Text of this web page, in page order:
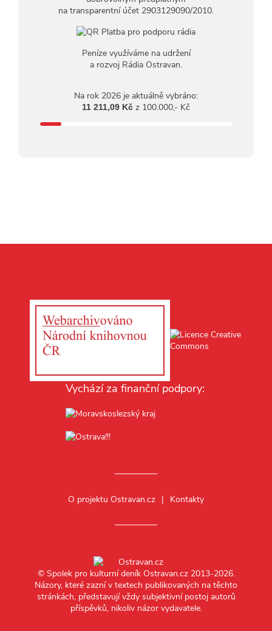
na transparentní účet 2903129090/2010.
Peníze využíváme na udržení
a rozvoj Rádia Ostravan.
Na rok 2026 je aktuálně vybráno:
11 211,09 Kč z 100.000,- Kč
Vychází za finanční podpory:
O projektu Ostravan.cz Kontakty
© Spolek pro kulturní deník Ostravan.cz 2013-2026.
Názory, které zazní v textech publikovaných na těchto
stránkách, představují vždy subjektivní postoj autorů
příspěvků, nikoliv názor vydavatele.